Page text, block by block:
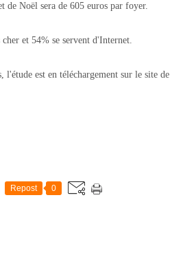
de Noël sera de 605 euros par foyer.
et 54% se servent d'Internet.
est en téléchargement sur le site de
Repost 0